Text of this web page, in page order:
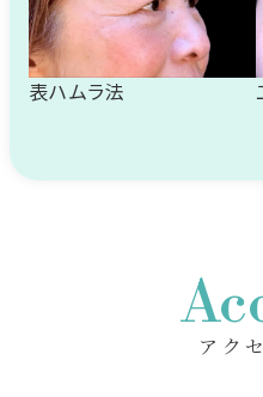
表ハムラ法
アク